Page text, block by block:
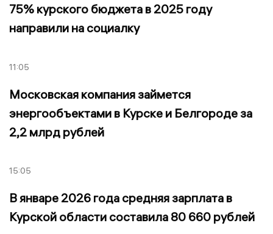
75% курского бюджета в 2025 году
направили на социалку
11:05
Московская компания займется
энергообъектами в Курске и Белгороде за
2,2 млрд рублей
15:05
В январе 2026 года средняя зарплата в
Курской области составила 80 660 рублей